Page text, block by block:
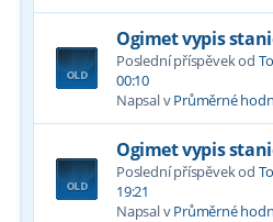
Ogimet vypis
Poslední příspěvek od
00:10
Napsal vPrůměrné
Ogimet vypis
Poslední příspěvek od
19:21
Napsal vPrůměrné